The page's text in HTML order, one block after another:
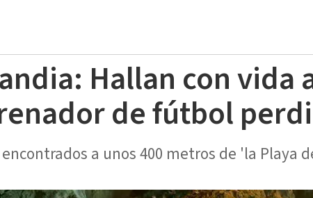
Hallan con vida
de fútbol
a unos 400 metros de 'la Playa